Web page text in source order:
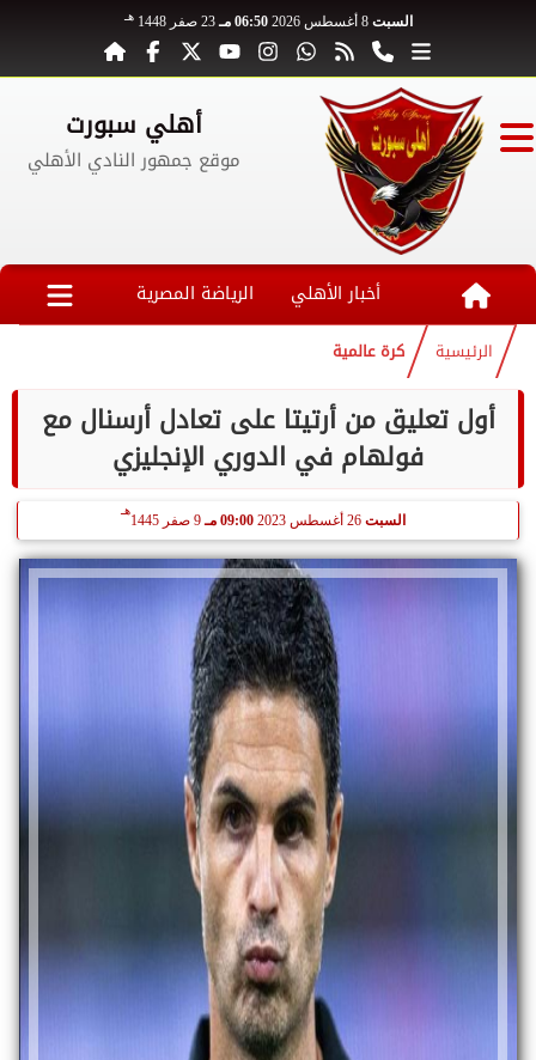
السبت 8 أغسطس 2026 06:50 مـ 23 صفر 1448 هـ
أهلي سبورت
موقع جمهور النادي الأهلي
أخبار الأهلي الرياضة المصرية
الرئيسية كرة عالمية
أول تعليق من أرتيتا على تعادل أرسنال مع
فولهام في الدوري الإنجليزي
السبت 09:00 مـ 9 صفر 1445
هـ